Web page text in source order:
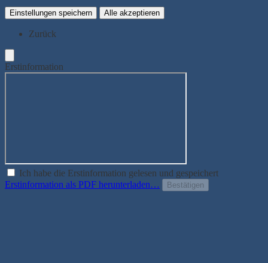
Einstellungen speichern Alle akzeptieren
Zurück
Erstinformation
Ich habe die Erstinformation gelesen und gespeichert
Erstinformation als PDF herunterladen…
Bestätigen